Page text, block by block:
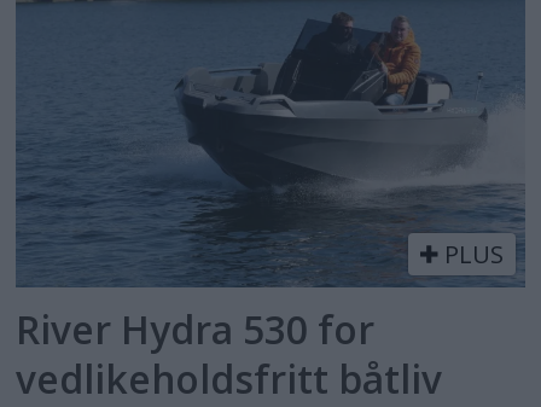
PLUS
River Hydra 530 for
vedlikeholdsfritt båtliv